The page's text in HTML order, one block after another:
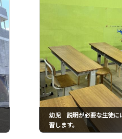
幼児 説明が必要な生徒
習します。